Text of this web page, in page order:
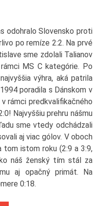
odohralo Slovensko proti
po remíze 2:2. Na prvé
sme zdolali Talianov
MS C kategórie. Po
výhra, aká patrila
poradila s Dánskom v
rámci predkvalifikačného
Najvyššiu prehru nášmu
sme vtedy odchádzali
aj viac gólov. V oboch
tom istom roku (2:9 a 3:9,
náš ženský tím stál za
aj opačný primát. Na
0:18.